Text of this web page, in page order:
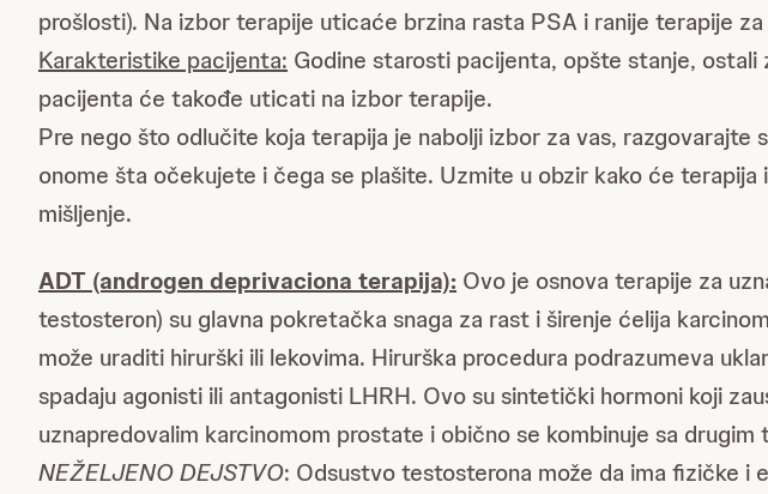
prošlosti). Na izbor terapije uticaće brzina rasta PSA i ranije terapije
Karakteristike pacijenta: Godine starosti pacijenta, opšte stanje,
pacijenta će takođe uticati na izbor terapije.
Pre nego što odlučite koja terapija je nabolji izbor za vas,
onome šta očekujete i čega se plašite. Uzmite u obzir kako će
mišljenje.
ADT (androgen deprivaciona terapija): Ovo je osnova terapije za
testosteron) su glavna pokretačka snaga za rast i širenje ćelija
može uraditi hirurški ili lekovima. Hirurška procedura podrazumeva
spadaju agonisti ili antagonisti LHRH. Ovo su sintetički hormoni koji
uznapredovalim karcinomom prostate i obično se kombinuje sa drugim
NEŽELJENO DEJSTVO: Odsustvo testosterona može da ima fizičke i